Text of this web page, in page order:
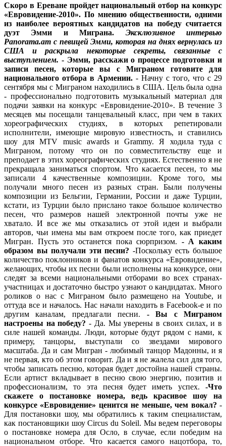
Скоро в Ереване пройдет национальный отбор на конкурс
«Евровидение-2010». По мнению общественности, одними
из наиболее вероятных кандидатов на победу считается
дуэт Эмми и Миграна. Эксклюзивное интервью
Panorama.am с певицей Эмми, которая на днях вернулась из
США и раскрыла некоторые секреты, связанные с
выступлением. - Эмми, расскажи о процессе подготовки и
записи песен, которые вы с Миграном готовите для
национального отбора в Армении. - Начну с того, что с 29
сентября мы с Миграном находились в США. Цель была одна
- профессионально подготовить музыкальный материал для
подачи заявки на конкурс «Евровидение-2010». В течение 3
месяцев мы посещали танцевальный класс, при чем в таких
хореографических студиях, в которых репетировали
исполнители, имеющие мировую известность, и ставились
шоу для MTV music awards и Grammy. Я ходила туда с
Миграном, потому что он по совместительству еще и
преподает в этих хореографических студиях. Естественно я не
прекращала заниматься спортом. Что касается песен, то мы
записали 4 качественные композиции. Кроме того, мы
получали много песен из разных стран. Были получены
композиции из Бельгии, Германии, России и даже Турции,
кстати, из Турции было прислано такое большое количество
песен, что размеров нашей электронной почты уже не
хватало. И все же мы отказались от этой идеи и выбрали
авторов, чьи имена мы вам откроем после того, как приедет
Мигран. Пусть это останется пока сюрпризом. - А каким
образом вы получали эти песни? -Поскольку есть большое
количество поклонников и фанатов конкурса «Евровидение»,
желающих, чтобы их песни были исполнены на конкурсе, они
следят за всеми национальными отборами во всех странах-
участницах и достаточно быстро узнают о кандидатах. Много
роликов о нас с Миграном было размещено на Youtube, и
оттуда все и началось. Нас начали находить в Facebook-е и по
другим каналам, предлагали песни. - Вы с Миграном
настроены на победу? - Да. Мы уверены в своих силах, и в
силе нашей команды. Люди, которые будут рядом с нами, к
примеру, танцоры, выступали со звездами мирового
масштаба. Да и сам Мигран - любимый танцор Мадонны, и я
не первая, кто об этом говорит. Да и я не жалела сил для того,
чтобы записать песню, которая будет достойна нашей страны.
Если артист вкладывает в песню свою энергию, позитив и
профессионализм, то эта песня будет иметь успех. -Что
скажете о постановке номера, ведь красивое шоу на
конкурсе «Евровидение» ценится не меньше, чем вокал? -
Для постановки шоу, мы обратились к таким специалистам,
как постановщики шоу Circus du Soleil. Мы ведем переговоры
о постановке номера для Осло, в случае, если победим на
национальном отборе. Что касается самого нацотбора, то,